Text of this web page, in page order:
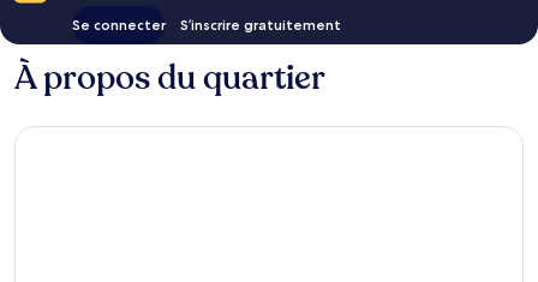
Se connecter S’inscrire gratuitement
À propos du quartier